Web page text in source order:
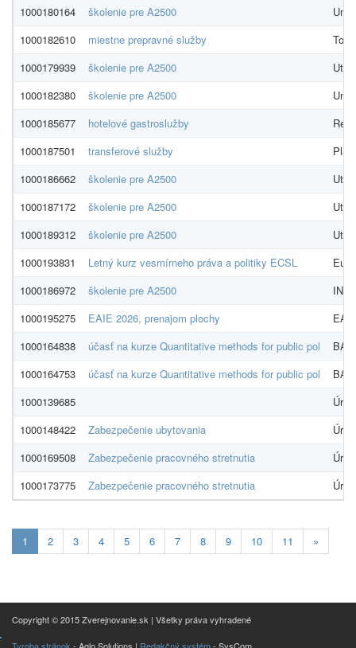
1000180164
školenie pre A2500
1000182610
miestne prepravné služby
1000179939
školenie pre A2500
1000182380
školenie pre A2500
1000185677
hotelové gastroslužby
1000187501
transferové služby
1000186662
školenie pre A2500
1000187172
školenie pre A2500
1000189312
školenie pre A2500
1000193831
Letný kurz vesmírneho práva a politiky ECSL
1000186972
školenie pre A2500
1000195275
EAIE 2026, prenajom plochy
EA
1000164838
účasť na kurze Quantitative methods for public pol
1000164753
účasť na kurze Quantitative methods for public pol
1000139685
1000148422
Zabezpečenie ubytovania
1000169508
Zabezpečenie pracovného stretnutia
1000173775
Zabezpečenie pracovného stretnutia
1 Aktualna-
stranka
2 3 4 5 6 7 8 9 10 11 »
Copyright © 2015 Zverejnovanie.sk | Všetky práva vyhradené